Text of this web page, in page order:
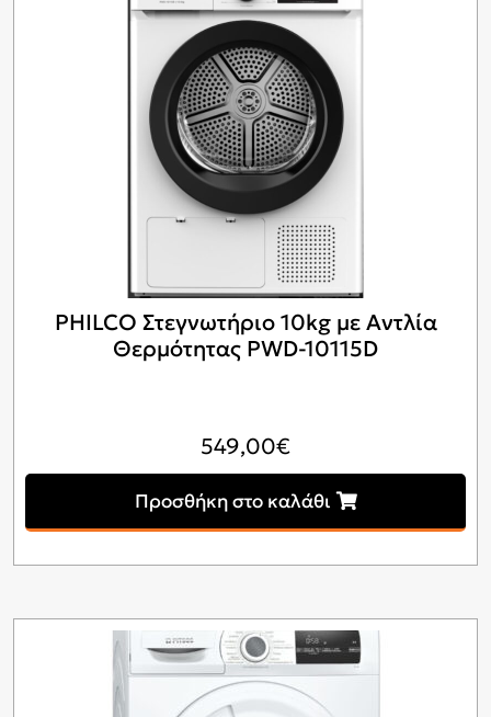
PHILCO Στεγνωτήριο 10kg με Αντλία
Θερμότητας PWD-10115D
549,00€
Προσθήκη στο καλάθι